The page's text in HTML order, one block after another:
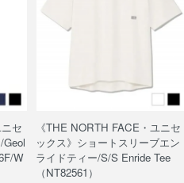
セ
Geol
W
《THE NORTH FACE・ユニセ
ックス》ショートスリーブエン
ライドティー/S/S Enride Tee
（NT82561）